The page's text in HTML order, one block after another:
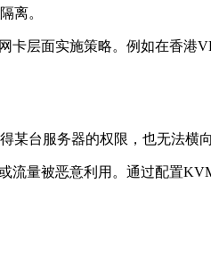
离。
卡层面实施策略。例如在香港
台服务器的权限，也无法横
流量被恶意利用。通过配置